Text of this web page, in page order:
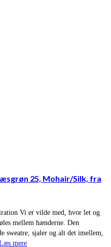
25, Mohair/Silk, fra
Vi er vilde med, hvor let og
mellem hænderne. Den
sjaler og alt det imellem,
mere